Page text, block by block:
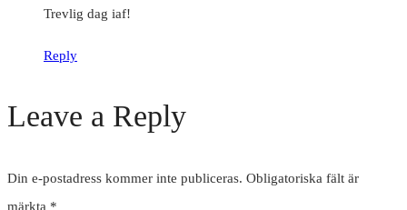
Trevlig dag iaf!
Reply
Leave a Reply
Din e-postadress kommer inte publiceras. Obligatoriska fält är
märkta *